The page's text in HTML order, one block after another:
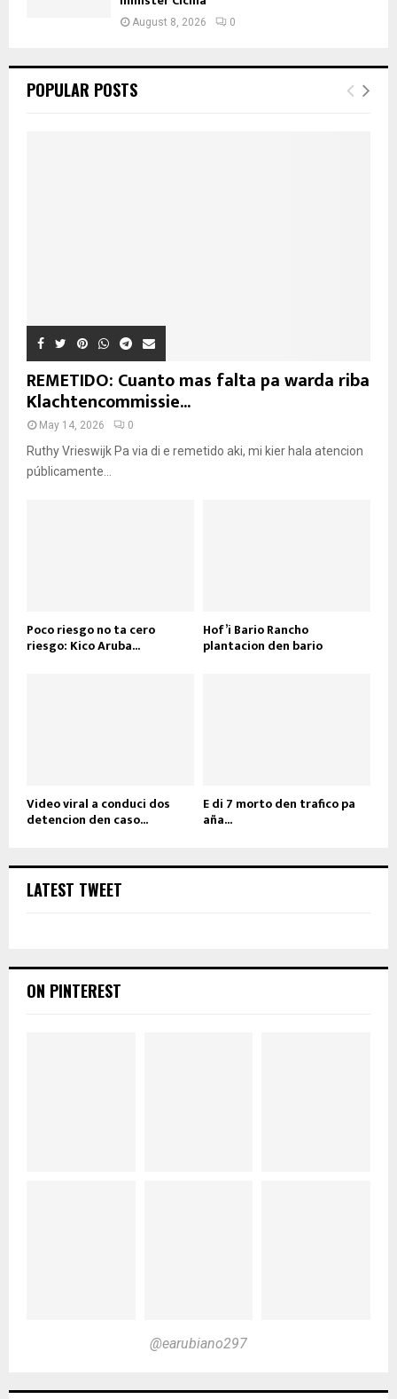
August 8, 2026 0
POPULAR POSTS
REMETIDO: Cuanto mas falta pa warda riba
Klachtencommissie...
May 14, 2026 0
Ruthy Vrieswijk Pa via di e remetido aki, mi kier hala atencion
públicamente...
Poco riesgo no ta cero
riesgo: Kico Aruba...
Hof’i Bario Rancho
plantacion den bario
Video viral a conduci dos
detencion den caso...
E di 7 morto den trafico pa
aña...
LATEST TWEET
ON PINTEREST
@earubiano297